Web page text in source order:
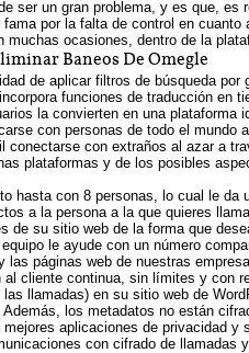
ser un gran problema, y es que,
por la falta de control en
muchas ocasiones, dentro de la
Baneos De Omegle
de aplicar filtros de búsqueda
funciones de traducción
la convierten en una
con personas de todo el
conectarse con extraños al azar a
plataformas y de los posibles
hasta con 8 personas, lo cual le
a la persona a la que quieres
de su sitio web de la forma que
le ayude con un número
las páginas web de nuestras
cliente continua, sin límites y con
llamadas) en su sitio web de
los metadatos no están
aplicaciones de privacidad
con cifrado de llamadas